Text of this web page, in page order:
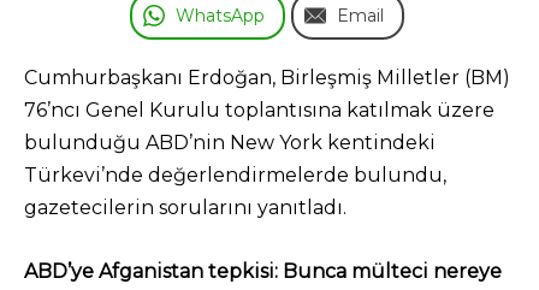
WhatsApp Email
Cumhurbaşkanı Erdoğan, Birleşmiş Milletler (BM)
76’ncı Genel Kurulu toplantısına katılmak üzere
bulunduğu ABD’nin New York kentindeki
Türkevi’nde değerlendirmelerde bulundu,
gazetecilerin sorularını yanıtladı.
ABD’ye Afganistan tepkisi: Bunca mülteci nereye